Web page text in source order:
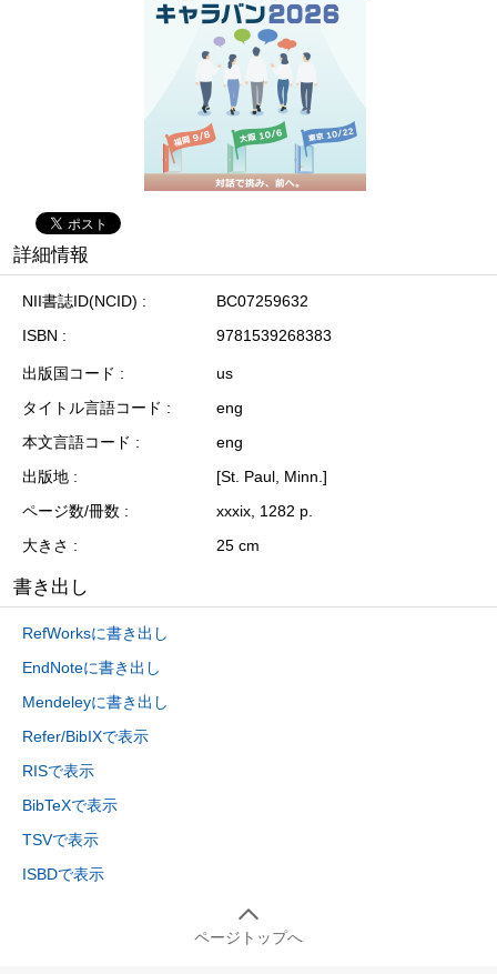
詳細情報
NII書誌ID(NCID)
BC07259632
ISBN
9781539268383
出版国コード
us
タイトル言語コード
eng
本文言語コード
eng
出版地
[St. Paul, Minn.]
ページ数/冊数
xxxix, 1282 p.
大きさ
25 cm
書き出し
RefWorksに書き出し
EndNoteに書き出し
Mendeleyに書き出し
Refer/BibIXで表示
RISで表示
BibTeXで表示
TSVで表示
ISBDで表示
ページトップへ